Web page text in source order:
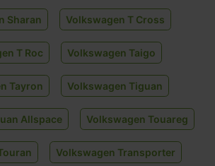
Sharan Volkswagen T Cross
T Roc Volkswagen Taigo
Tayron Volkswagen Tiguan
Allspace Volkswagen Touareg
Volkswagen Transporter